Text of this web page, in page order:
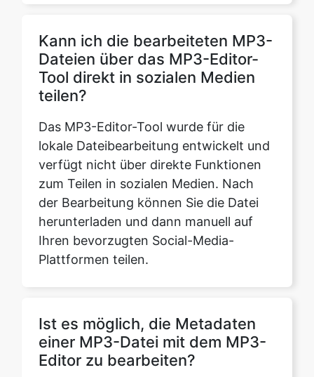
teilen?
Das MP3-Editor-Tool wurde für die
lokale Dateibearbeitung entwickelt und
verfügt nicht über direkte Funktionen
zum Teilen in sozialen Medien. Nach
der Bearbeitung können Sie die Datei
herunterladen und dann manuell auf
Ihren bevorzugten Social-Media-
Plattformen teilen.
Ist es möglich, die Metadaten
Nein, das MP3-Editor-Tool konzentriert
sich hauptsächlich auf die Bearbeitung
von Audioinhalten und enthält keine